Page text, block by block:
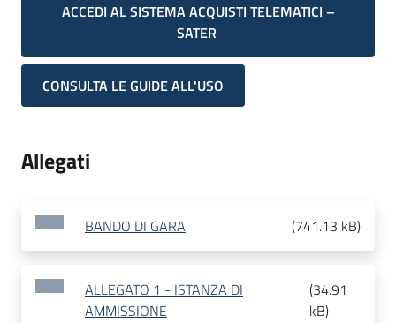
ACCEDI AL SISTEMA ACQUISTI TELEMATICI –
SATER
CONSULTA LE GUIDE ALL'USO
Allegati
BANDO DI GARA (741.13 kB)
ALLEGATO 1 - ISTANZA DI
AMMISSIONE
(34.91
kB)